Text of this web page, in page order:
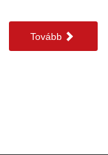
Tovább